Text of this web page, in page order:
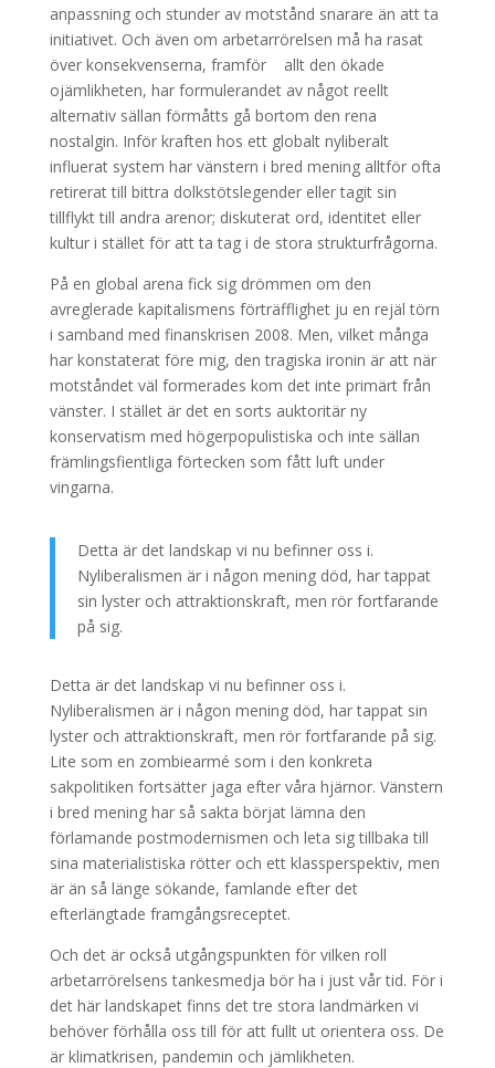
anpassning och stunder av motstånd snarare än att ta
initiativet. Och även om arbetarrörelsen må ha rasat
över konsekvenserna, framför allt den ökade
ojämlikheten, har formulerandet av något reellt
alternativ sällan förmåtts gå bortom den rena
nostalgin. Inför kraften hos ett globalt nyliberalt
influerat system har vänstern i bred mening alltför ofta
retirerat till bittra dolkstötslegender eller tagit sin
tillflykt till andra arenor; diskuterat ord, identitet eller
kultur i stället för att ta tag i de stora strukturfrågorna.
På en global arena fick sig drömmen om den
avreglerade kapitalismens förträfflighet ju en rejäl törn
i samband med finanskrisen 2008. Men, vilket många
har konstaterat före mig, den tragiska ironin är att när
motståndet väl formerades kom det inte primärt från
vänster. I stället är det en sorts auktoritär ny
konservatism med högerpopulistiska och inte sällan
främlingsfientliga förtecken som fått luft under
vingarna.
Detta är det landskap vi nu befinner oss i.
Nyliberalismen är i någon mening död, har tappat
sin lyster och attraktionskraft, men rör fortfarande
på sig.
Detta är det landskap vi nu befinner oss i.
Nyliberalismen är i någon mening död, har tappat sin
lyster och attraktionskraft, men rör fortfarande på sig.
Lite som en zombiearmé som i den konkreta
sakpolitiken fortsätter jaga efter våra hjärnor. Vänstern
i bred mening har så sakta börjat lämna den
förlamande postmodernismen och leta sig tillbaka till
sina materialistiska rötter och ett klassperspektiv, men
är än så länge sökande, famlande efter det
efterlängtade framgångsreceptet.
Och det är också utgångspunkten för vilken roll
arbetarrörelsens tankesmedja bör ha i just vår tid. För i
det här landskapet finns det tre stora landmärken vi
behöver förhålla oss till för att fullt ut orientera oss. De
är klimatkrisen, pandemin och jämlikheten.